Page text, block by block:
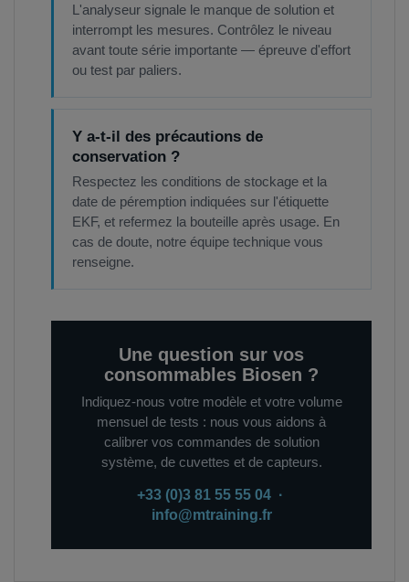
L'analyseur signale le manque de solution et
interrompt les mesures. Contrôlez le niveau
avant toute série importante — épreuve d'effort
ou test par paliers.
Y a-t-il des précautions de
conservation ?
Respectez les conditions de stockage et la
date de péremption indiquées sur l'étiquette
EKF, et refermez la bouteille après usage. En
cas de doute, notre équipe technique vous
renseigne.
Une question sur vos
consommables Biosen ?
Indiquez-nous votre modèle et votre volume
mensuel de tests : nous vous aidons à
calibrer vos commandes de solution
système, de cuvettes et de capteurs.
+33 (0)3 81 55 55 04 ·
info@mtraining.fr